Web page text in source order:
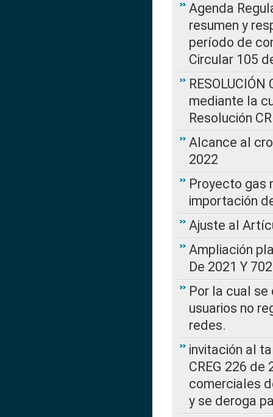
Agenda
resumen y
período de
Circular 105
mediante la
Resolución
Alcance al
2022
Proyecto gas
importación
Ajuste al
Ampliación
De 2021 Y
Por la cual
usuarios no
redes.
invitación al
CREG 226
comerciales
y se deroga